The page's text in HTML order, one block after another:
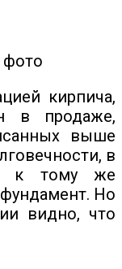
фото
кирпича,
в продаже,
выше
в
к тому же
Но
видно, что